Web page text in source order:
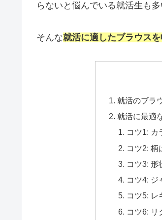
らないと悩んでいる就活生も
そんな就活に適したブラウス
就活のブラ
就活に最適
コツ1: カ
コツ2: 柄
コツ3: 形
コツ4: ジ
コツ5: レ
コツ6: リ